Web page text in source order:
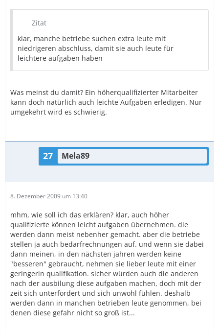
Zitat
klar, manche betriebe suchen extra leute mit
niedrigeren abschluss, damit sie auch leute für
leichtere aufgaben haben
Was meinst du damit? Ein höherqualifizierter Mitarbeiter
kann doch natürlich auch leichte Aufgaben erledigen. Nur
umgekehrt wird es schwierig.
27 Mela89
8. Dezember 2009 um 13:40
mhm, wie soll ich das erklären? klar, auch höher
qualifizierte können leicht aufgaben übernehmen. die
werden dann meist nebenher gemacht. aber die betriebe
stellen ja auch bedarfrechnungen auf. und wenn sie dabei
dann meinen, in den nächsten jahren werden keine
"besseren" gebraucht, nehmen sie lieber leute mit einer
geringerin qualifikation. sicher würden auch die anderen
nach der ausbilung diese aufgaben machen, doch mit der
zeit sich unterfordert und sich unwohl fühlen. deshalb
werden dann in manchen betrieben leute genommen, bei
denen diese gefahr nicht so groß ist...